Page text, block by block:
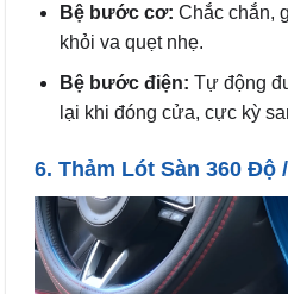
Bệ bước cơ: Chắc chắn,
khỏi va quẹt nhẹ.
Bệ bước điện: Tự động
lại khi đóng cửa, cực kỳ
6. Thảm Lót Sàn 360 Độ